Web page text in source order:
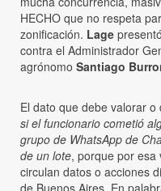
HECHO que no respeta
zonificación. Lage
contra el Administrador
agrónomo Santiago
El dato que debe valorar
si el funcionario cometió
grupo de WhatsApp de
de un lote, porque por esa
circulan datos o acciones
de Buenos Aires. En